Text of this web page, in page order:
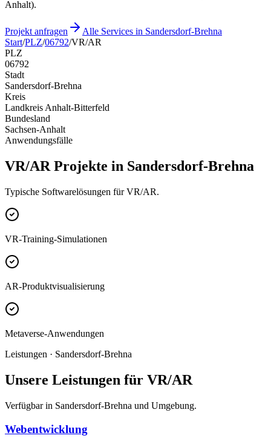
Anhalt).
Projekt anfragen
Alle Services in Sandersdorf-Brehna
Start/PLZ/06792/VR/AR
PLZ
06792
Stadt
Sandersdorf-Brehna
Kreis
Landkreis Anhalt-Bitterfeld
Bundesland
Sachsen-Anhalt
Anwendungsfälle
VR/AR Projekte in Sandersdorf-Brehna
Typische Softwarelösungen für VR/AR.
VR-Training-Simulationen
AR-Produktvisualisierung
Metaverse-Anwendungen
Leistungen · Sandersdorf-Brehna
Unsere Leistungen für VR/AR
Verfügbar in Sandersdorf-Brehna und Umgebung.
Webentwicklung